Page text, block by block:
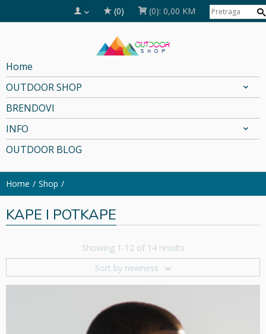
(0) (0): 0,00 KM
Home
OUTDOOR SHOP
BRENDOVI
INFO
OUTDOOR BLOG
Home Shop
KAPE I POTKAPE
Showing 1-12 of 14 results
Sort by newness